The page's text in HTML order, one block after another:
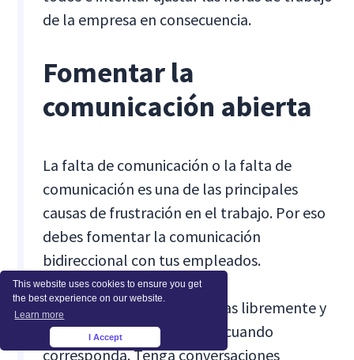
This website uses cookies to ensure you get
the best experience on our website.
Learn more
I Accept
de la empresa en consecuencia.
Fomentar la
comunicación abierta
La falta de comunicación o la falta de
comunicación es una de las principales
causas de frustración en el trabajo. Por eso
debes fomentar la comunicación
bidireccional con tus empleados.
Permítales expresar sus ideas libremente y
utilizarlas en sus proyectos cuando
corresponda. Tenga conversaciones